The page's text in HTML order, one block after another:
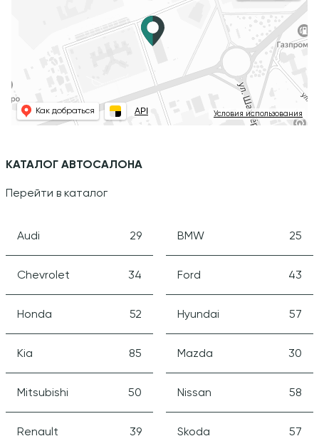
Условия использования
Как добраться API
КАТАЛОГ АВТОСАЛОНА
Перейти в каталог
Audi 29 BMW 25
Chevrolet 34 Ford 43
Honda 52 Hyundai 57
Kia 85 Mazda 30
Mitsubishi 50 Nissan 58
Renault 39 Skoda 57